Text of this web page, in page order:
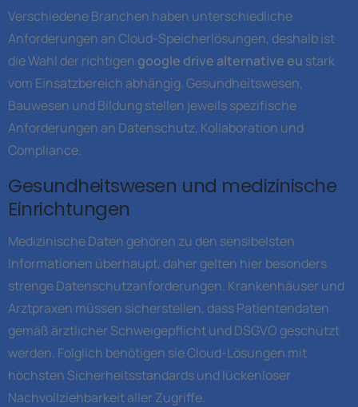
Verschiedene Branchen haben unterschiedliche
Anforderungen an Cloud-Speicherlösungen, deshalb ist
die Wahl der richtigen google drive alternative eu stark
vom Einsatzbereich abhängig. Gesundheitswesen,
Bauwesen und Bildung stellen jeweils spezifische
Anforderungen an Datenschutz, Kollaboration und
Compliance.
Gesundheitswesen und medizinische
Einrichtungen
Medizinische Daten gehören zu den sensibelsten
Informationen überhaupt, daher gelten hier besonders
strenge Datenschutzanforderungen. Krankenhäuser und
Arztpraxen müssen sicherstellen, dass Patientendaten
gemäß ärztlicher Schweigepflicht und DSGVO geschützt
werden. Folglich benötigen sie Cloud-Lösungen mit
höchsten Sicherheitsstandards und lückenloser
Nachvollziehbarkeit aller Zugriffe.